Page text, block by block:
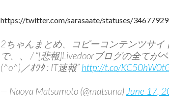
https://twitter.com/sarasaate/statuses/
2ちゃんまとめ、コピーコンテンツサイ
で、、 / “[悲報]Livedoorブログの全てが
(^o^)／ｵﾜﾀ : IT速報” http://t.co/
— Naoya Matsumoto (@matsuna) June 17,